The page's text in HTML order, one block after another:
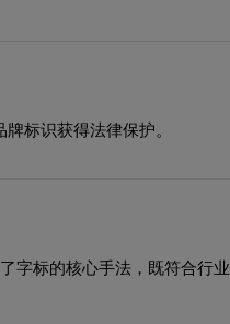
标识获得法律保护。
字标的核心手法，既符合行